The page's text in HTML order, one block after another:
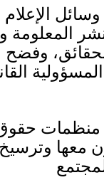
المعلومة
وفضح
منظمات
معها